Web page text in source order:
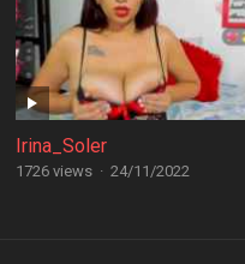
Irina_Soler
1726 views · 24/11/2022